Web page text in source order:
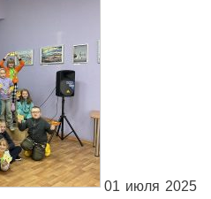
01 июля 2025